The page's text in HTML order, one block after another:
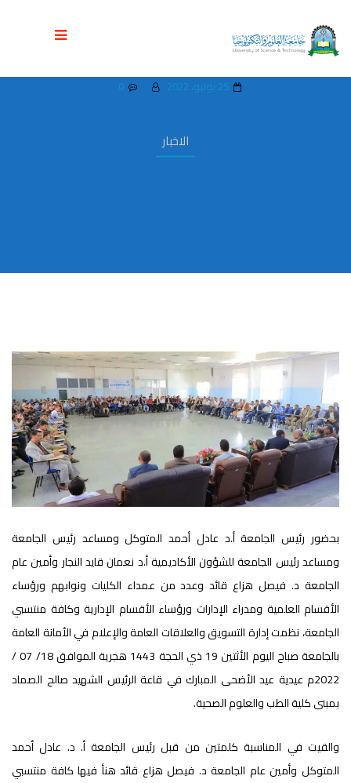
الاخبار
إدارة العلاقات العامة والتسويق تقيم عيدية
عيد الاضحى المبارك لمنتسبي الجامعة
0
بحضور رئيس الجامعة أ.د عادل أحمد المتوكل ومساعد رئيس الجامعة
ومساعد رئيس الجامعة للشؤون الأكاديمية أ.د نعمان قايد النجار وأمين عام
الجامعة د. فيصل هزاع قائد وعدد من عمداء الكليات ونوابهم ورؤساء
الأقسام العلمية ومدراء الإدارات ورؤساء الأقسام الإدارية وكافة منتسبي
الجامعة، نظمت إدارة التسويق والعلاقات العامة والإعلام في الأمانة العامة
بالجامعة صباح اليوم الأثتين 19 ذي الحجة 1443 هجرية الموافق 18/ 07 /
2022م عيدية عيد الأضحى المبارك في قاعة الرئيس الشهيد صالح الصماد
بمبنى كلية الطب والعلوم الصحية.
والقيت في المناسبة كلمتين من قبل رئيس الجامعة أ. د. عادل أحمد
المتوكل وأمين عام الجامعة د. فيصل هزاع قائد هنأ فيها كافة منتسبي